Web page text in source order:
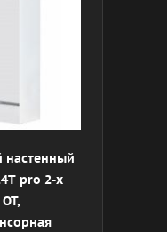
настенный
pro 2-х